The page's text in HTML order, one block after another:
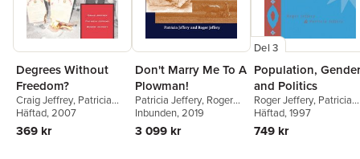
Degrees Without
Freedom?
Craig Jeffrey, Patricia
Jeffery,Roger Jeffery
Häftad, 2007
369 kr
Don't Marry Me To A
Plowman!
Patricia Jeffery, Roger
Jeffery
Inbunden, 2019
3 099 kr
Del 3
Population, Gender
and Politics
Roger Jeffery, Patricia
Jeffery,Jan Breman
P. Hawthorn
Häftad, 1997
749 kr